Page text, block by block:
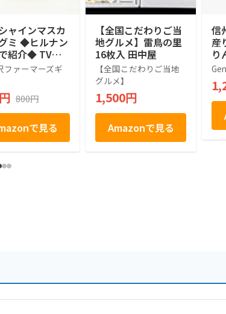
ャインマスカ
ミ ◆ヒルナン
紹介◆ TVで
れ筋 人気ス
人気 デザー
り寄せ お取
グルメ お菓子
個包装 グミ
シャインマス
プレゼント
お土産 信州
州 長野 小分け
ファーマーズギ
800円
で見る
【全国こだわりご当
地グルメ】雷鳥の里
16枚入 田中屋
【全国こだわりご当地
グルメ】
1,500円
Amazonで見る
信
産
り
の
入)